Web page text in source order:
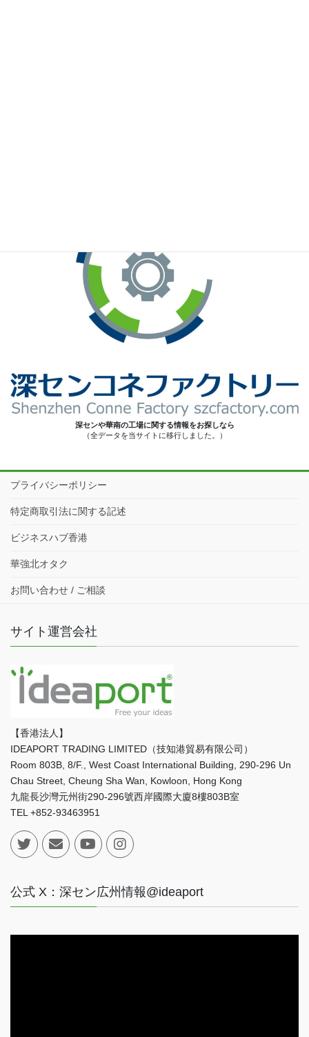
深センや華南の工場に関する情報をお探しなら
（全データを当サイトに移行しました。）
プライバシーポリシー
特定商取引法に関する記述
ビジネスハブ香港
華強北オタク
お問い合わせ / ご相談
サイト運営会社
【香港法人】
IDEAPORT TRADING LIMITED（技知港貿易有限公司）
Room 803B, 8/F., West Coast International Building, 290-296 Un
Chau Street, Cheung Sha Wan, Kowloon, Hong Kong
九龍長沙灣元州街290-296號西岸國際大廈8樓803B室
TEL +852-93463951
公式 X：深セン広州情報@ideaport